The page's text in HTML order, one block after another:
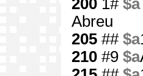
200 1# $a
Abreu
205 ## $a
210 #9 $a